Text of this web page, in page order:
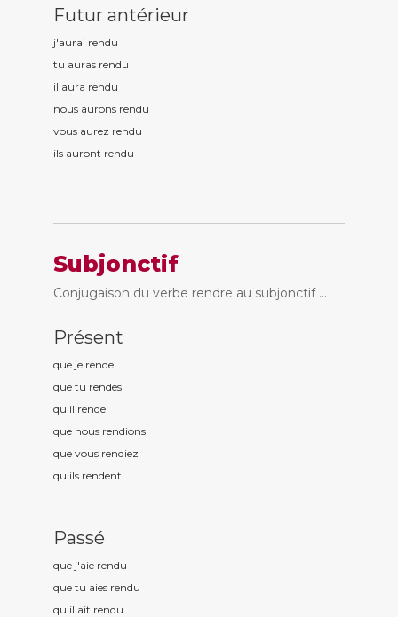
Futur antérieur
j'aurai rendu
tu auras rendu
il aura rendu
nous aurons rendu
vous aurez rendu
ils auront rendu
Subjonctif
Conjugaison du verbe rendre au subjonctif ...
Présent
que je rende
que tu rendes
qu'il rende
que nous rendions
que vous rendiez
qu'ils rendent
Passé
que j'aie rendu
que tu aies rendu
qu'il ait rendu